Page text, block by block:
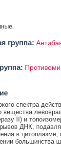
группа:
спектра
вещества
II) и
ДНК,
в цитоплазме,
большинства